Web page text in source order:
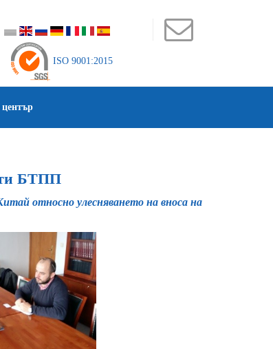
ISO 9001:2015
център
БТПП
относно улесняването на вноса на